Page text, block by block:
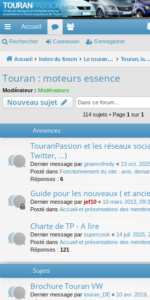
TouranPassion
Le forum des propriétaires ou futurs acquéreurs du
cc
ès
pi
de
Accueil
or
u
e
m
Rechercher Connexion S’enregistrer
Accueil Index du forum Le touran dans ses versions I (V1 V2 V3) et II ... Touran, la mécanique : moteurs, boites, transmissions, freins, direction, roues
Touran : moteurs essence
Modérateur : Modérateurs
Nouveau sujet
114 sujets • Page 1 sur 1
Annonces
TouranPassion et les réseaux
Twitter, ...)
Dernier message par gnanvofredy « 13 oct.
Posté dans Fonctionnement du site : avis,
Réponses : 6
Guide pour les nouveaux ( et
Dernier message par jef10 « 10 mars 2013,
Posté dans Accueil et présentations des
Charte de TP - A lire
Dernier message par supercook « 14 juil. 2025,
Posté dans Accueil et présentations des
Réponses : 121
Sujets
Brochure Touran VW
Dernier message par touran_DE « 10 avr. 2019,